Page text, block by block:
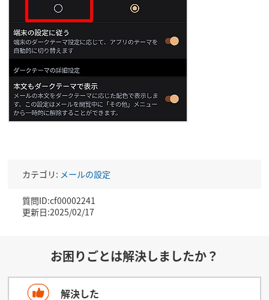
カテゴリ: メールの設定
質問ID:cf00002241
更新日:2025/02/17
お困りごとは解決しましたか？
解決した